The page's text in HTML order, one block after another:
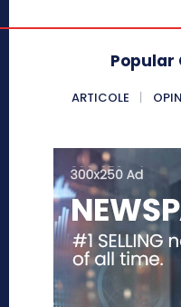
Popular
ARTICOLE